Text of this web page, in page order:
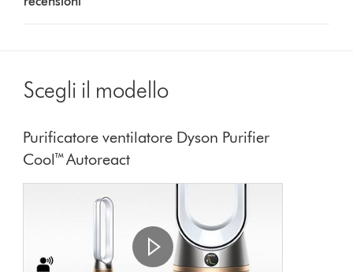
show
reviews
that
model
Scegli il modello
Purificatore ventilatore Dyson Purifier
Cool™ Autoreact